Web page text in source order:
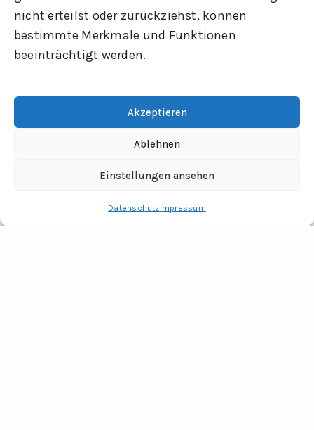
nicht erteilst oder zurückziehst, können
bestimmte Merkmale und Funktionen
beeinträchtigt werden.
Akzeptieren
Ablehnen
Einstellungen ansehen
DatenschutzImpressum